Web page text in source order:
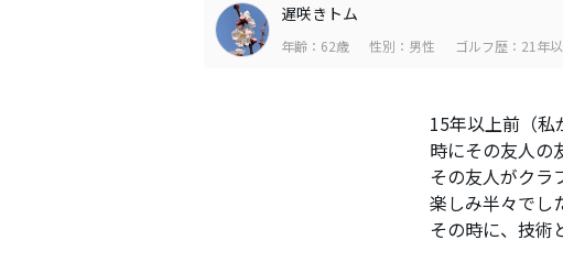
遅咲きトム
年齢：62歳 性別：男性 ゴルフ歴：21年
15年以上前（
時にその友人の
その友人がクラ
楽しみ半々でし
その時に、技術